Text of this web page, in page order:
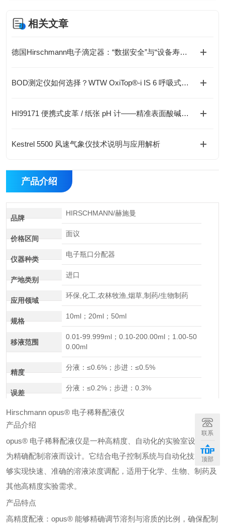
相关文章
德国Hirschmann电子滴定器：“数据安全”与“设备寿命”的双保障
BOD测定仪如何选择？WTW OxiTop®-i IS 6 呼吸式BOD测量系统解析
HI99171 便携式皮革 / 纸张 pH 计——精准表面酸碱测量解决方案
Kestrel 5500 风速气象仪技术说明与应用解析
产品介绍
品牌
HIRSCHMANN/赫施曼
价格区间
面议
仪器种类
电子瓶口分配器
产地类别
进口
应用领域
环保,化工,农林牧渔,烟草,制药/生物制药
规格
10ml；20ml；50ml
移液范围
0.01-99.999ml；0.10-200.00ml；1.00-50
0.00ml
精度
分液：≤0.6%；步进：≤0.5%
误差
分液：≤0.2%；步进：0.3%
Hirschmann opus® 电子稀释配液仪
产品介绍
opus® 电子稀释配液仪是一种高精度、自动化的实验室设备，专
为精确配制溶液而设计。它结合电子控制系统与自动化技术，能
够实现快速、准确的溶液浓度调配，适用于化学、生物、制药及
其他高精度实验需求。
产品特点
高精度配液：opus® 能够精确调节溶剂与溶质的比例，确保配制
联系
顶部